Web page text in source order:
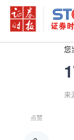
您
来
点赞